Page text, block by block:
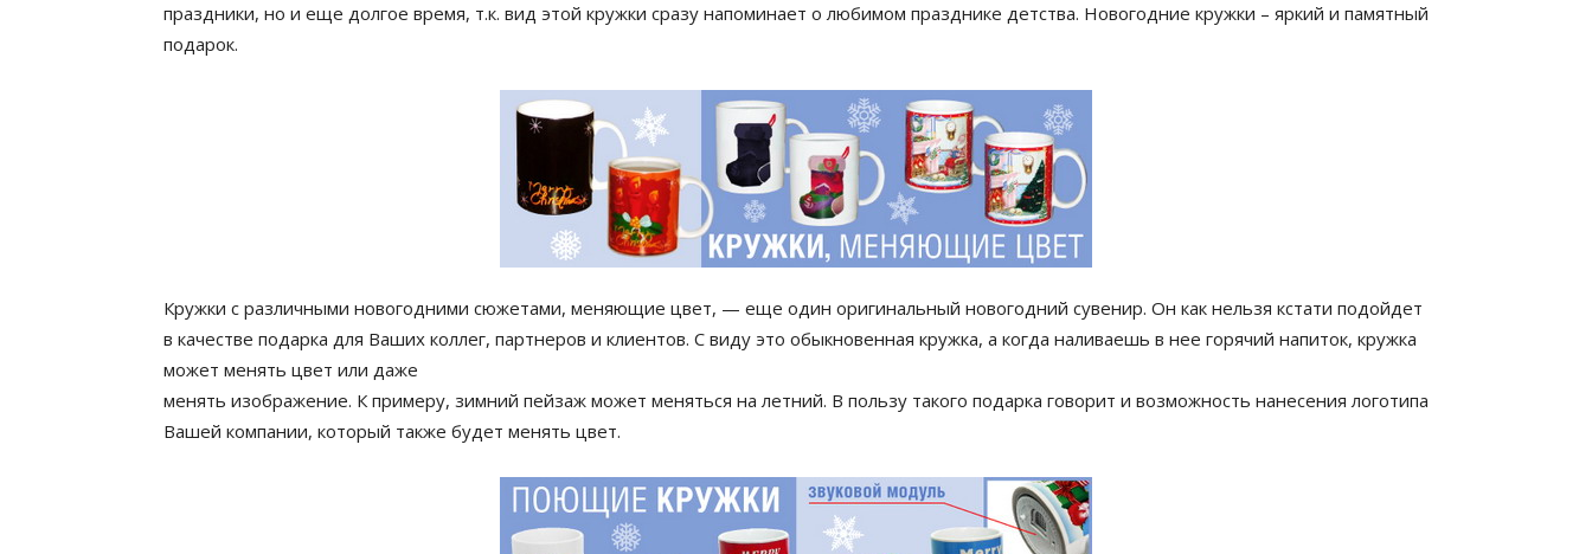
праздники, но и еще долгое время, т.к. вид этой кружки сразу напоминает о любимом празднике детства. Новогодние кружки – яркий и памятный
подарок.
Кружки с различными новогодними сюжетами, меняющие цвет, — еще один оригинальный новогодний сувенир. Он как нельзя кстати подойдет
в качестве подарка для Ваших коллег, партнеров и клиентов. С виду это обыкновенная кружка, а когда наливаешь в нее горячий напиток, кружка
может менять цвет или даже
менять изображение. К примеру, зимний пейзаж может меняться на летний. В пользу такого подарка говорит и возможность нанесения логотипа
Вашей компании, который также будет менять цвет.